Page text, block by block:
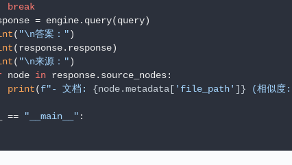
break
= engine.query(query)
( "\n答案：")
(response.response)
( "\n来源：")
node in response.source_nodes:
print(f"- 文档: {node.metadata[ 'file_path' ]} (相似度:
== "__main__" :